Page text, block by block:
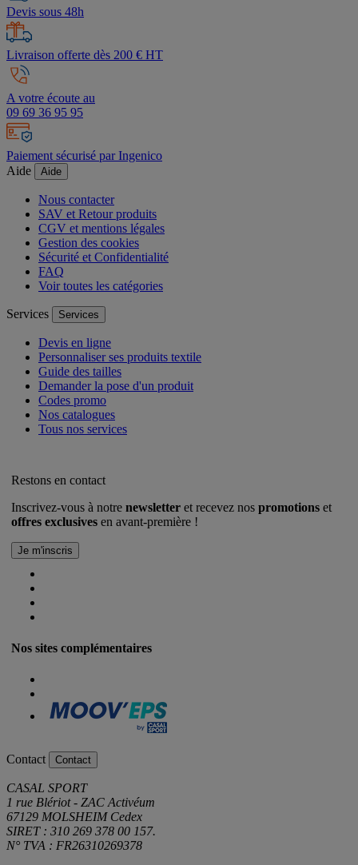
Devis sous 48h
Livraison offerte dès 200 € HT
A votre écoute au
09 69 36 95 95
Paiement sécurisé par Ingenico
Aide
Aide
Nous contacter
SAV et Retour produits
CGV et mentions légales
Gestion des cookies
Sécurité et Confidentialité
FAQ
Voir toutes les catégories
Services Services
Devis en ligne
Personnaliser ses produits textile
Guide des tailles
Demander la pose d'un produit
Codes promo
Nos catalogues
Tous nos services
Restons en contact
Inscrivez-vous à notre newsletter et recevez nos promotions et
offres exclusives en avant-première !
Nos sites complémentaires
Contact Contact
CASAL SPORT
1 rue Blériot - ZAC Activéum
67129 MOLSHEIM Cedex
SIRET : 310 269 378 00 157.
N° TVA : FR26310269378